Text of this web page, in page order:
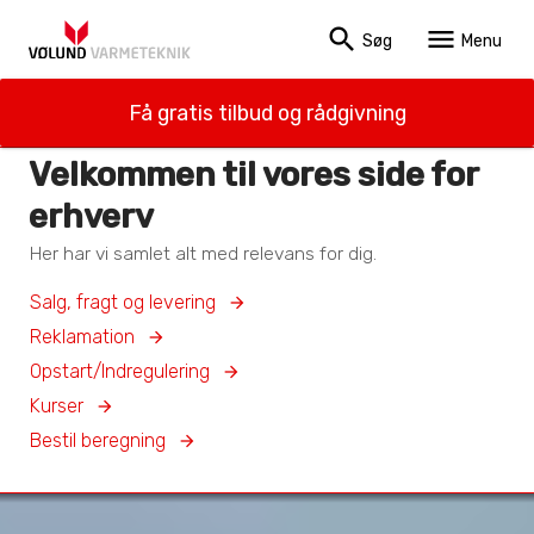
search Søg menu Menu
Få gratis tilbud og rådgivning
Velkommen til vores side for
erhverv
Her har vi samlet alt med relevans for dig.
Salg, fragt og levering
Reklamation
Opstart/Indregulering
Kurser
Bestil beregning